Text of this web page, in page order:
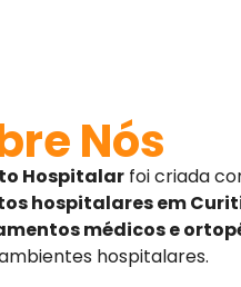
Nós
Hospitalar foi criada
hospitalares em
médicos e
hospitalares.